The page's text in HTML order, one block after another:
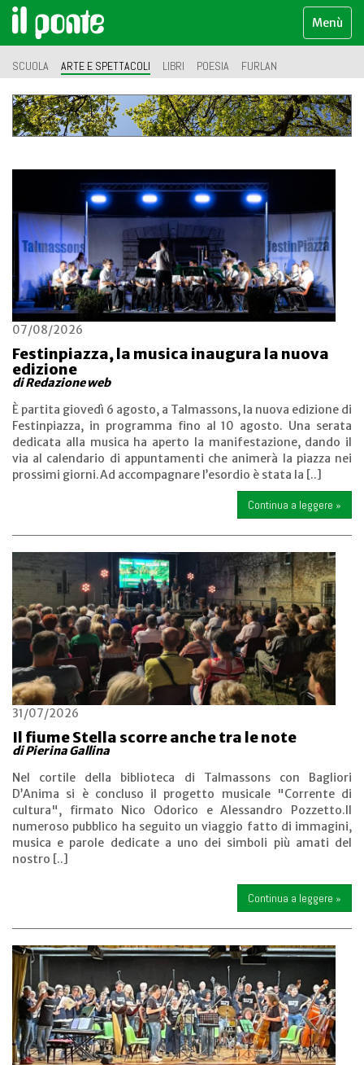
Menù
SCUOLA ARTE E SPETTACOLI LIBRI POESIA FURLAN
07/08/2026
Festinpiazza, la musica inaugura la nuova
edizione
di Redazione web
È partita giovedì 6 agosto, a Talmassons, la nuova edizione di
Festinpiazza, in programma fino al 10 agosto. Una serata
dedicata alla musica ha aperto la manifestazione, dando il
via al calendario di appuntamenti che animerà la piazza nei
prossimi giorni.Ad accompagnare l’esordio è stata la [..]
Continua a leggere »
31/07/2026
Il fiume Stella scorre anche tra le note
di Pierina Gallina
Nel cortile della biblioteca di Talmassons con Bagliori
D’Anima si è concluso il progetto musicale "Corrente di
cultura", firmato Nico Odorico e Alessandro Pozzetto.Il
numeroso pubblico ha seguito un viaggio fatto di immagini,
musica e parole dedicate a uno dei simboli più amati del
nostro [..]
Continua a leggere »